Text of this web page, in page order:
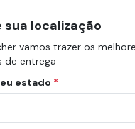
sua localização
vamos trazer os
de entrega
estado *